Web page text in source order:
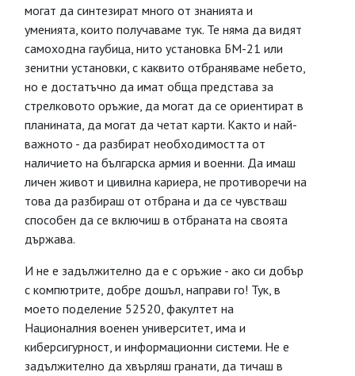
могат да синтезират много от знанията и
уменията, които получаваме тук. Те няма да видят
самоходна гаубица, нито установка БМ-21 или
зенитни установки, с каквито отбраняваме небето,
но е достатъчно да имат обща представа за
стрелковото оръжие, да могат да се ориентират в
планината, да могат да четат карти. Както и най-
важното - да разбират необходимостта от
наличието на българска армия и военни. Да имаш
личен живот и цивилна кариера, не противоречи на
това да разбираш от отбрана и да се чувстваш
способен да се включиш в отбраната на своята
държава.
И не е задължително да е с оръжие - ако си добър
с компютрите, добре дошъл, направи го! Тук, в
моето поделение 52520, факултет на
Националния военен университет, има и
киберсигурност, и информационни системи. Не е
задължително да хвърляш гранати, да тичаш в